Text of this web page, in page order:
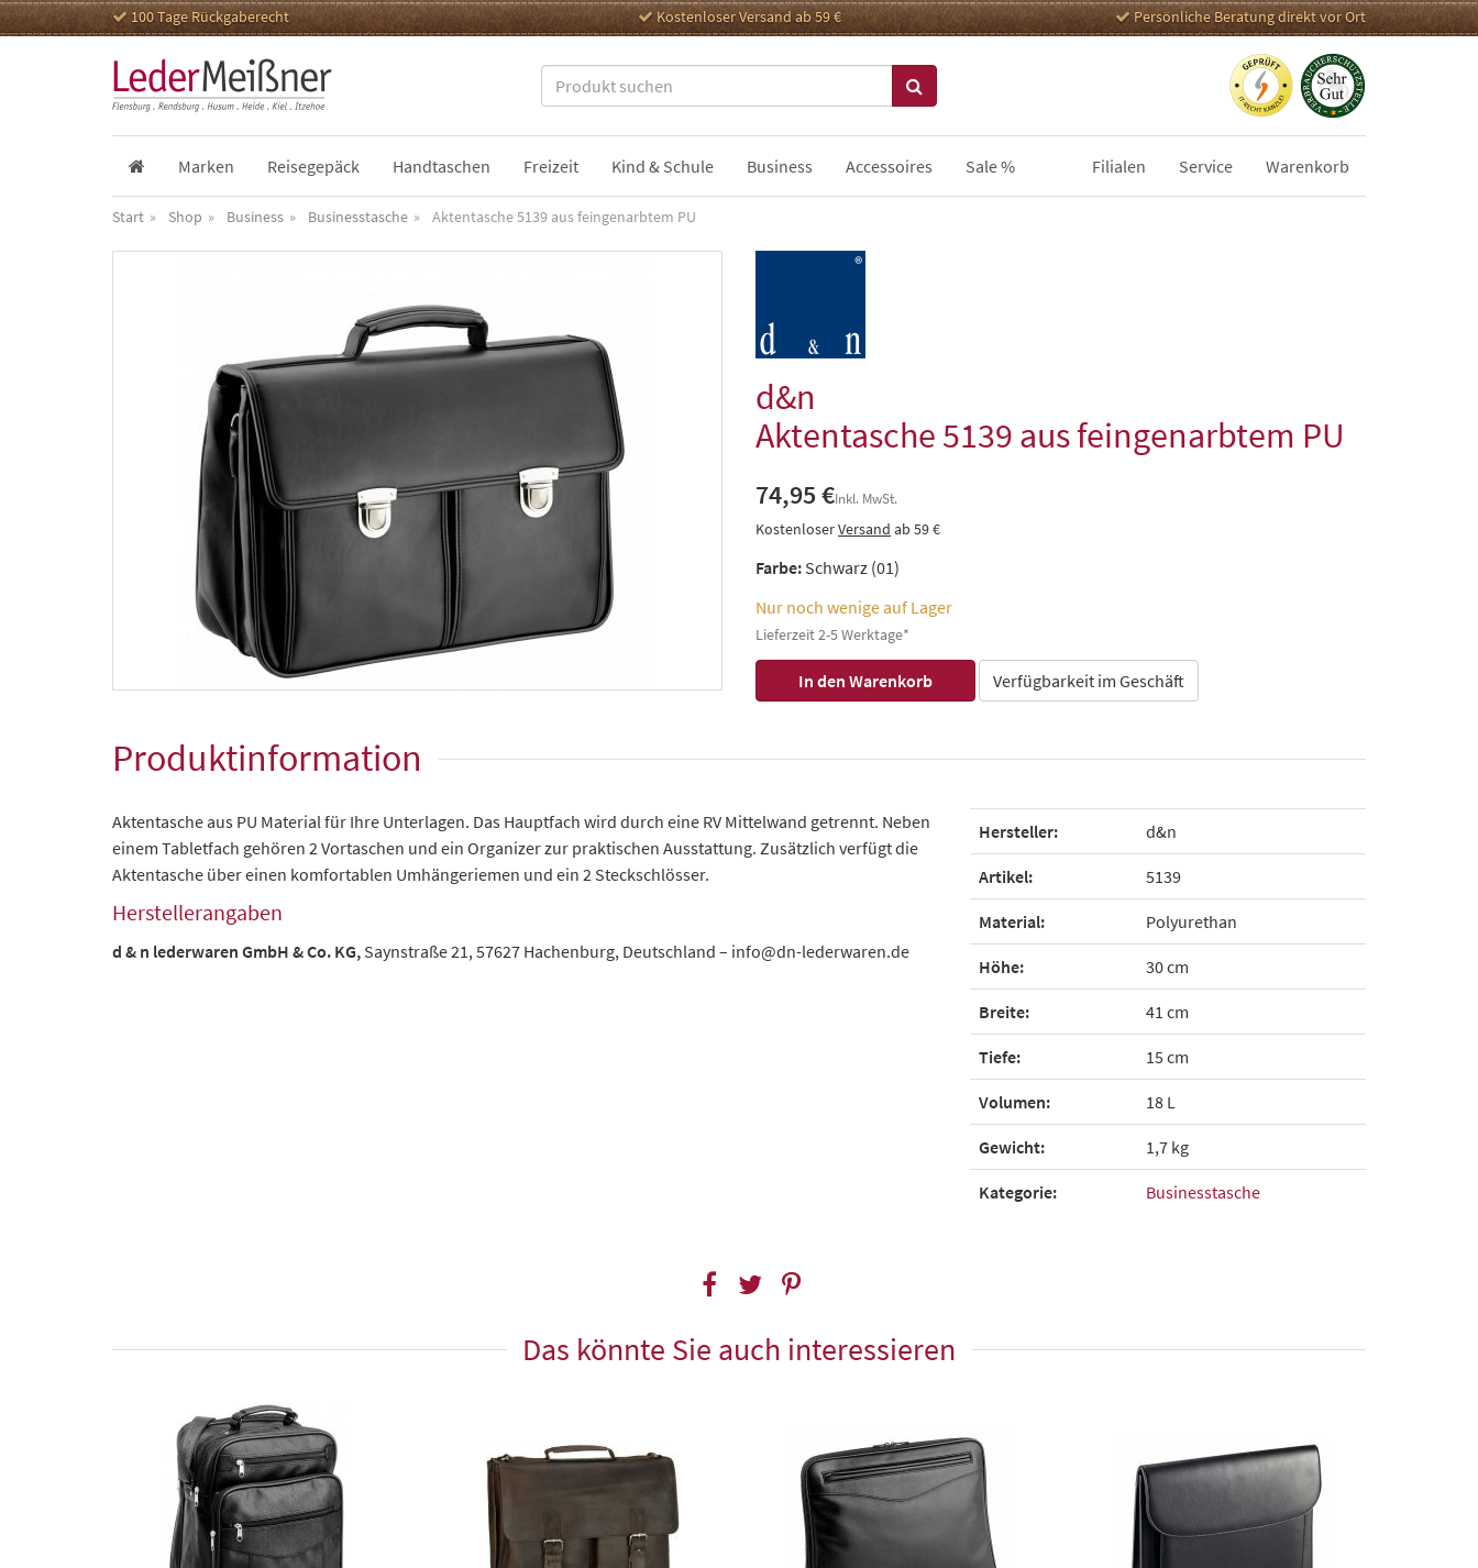
100 Tage Rückgaberecht Kostenloser Versand ab 59 € Persönliche Beratung direkt vor Ort
Marken Reisegepäck Handtaschen Freizeit Kind & Schule Business Accessoires Sale % Filialen Service Warenkorb
Start Shop Business Businesstasche Aktentasche 5139 aus feingenarbtem PU
d&n
Aktentasche 5139 aus feingenarbtem PU
74,95 €Inkl. MwSt.
KostenloserVersand ab 59 €
Farbe: Schwarz (01)
Nur noch wenige auf Lager
Lieferzeit 2-5 Werktage*
Verfügbarkeit im Geschäft
Produktinformation
Aktentasche aus PU Material für Ihre Unterlagen. Das Hauptfach wird durch eine RV Mittelwand getrennt. Neben
einem Tabletfach gehören 2 Vortaschen und ein Organizer zur praktischen Ausstattung. Zusätzlich verfügt die
Aktentasche über einen komfortablen Umhängeriemen und ein 2 Steckschlösser.
Herstellerangaben
d & n lederwaren GmbH & Co. KG, Saynstraße 21, 57627 Hachenburg, Deutschland – info@dn-lederwaren.de
Hersteller: d&n
Artikel: 5139
Material: Polyurethan
Höhe: 30 cm
Breite: 41 cm
Tiefe: 15 cm
Volumen: 18 L
Gewicht: 1,7 kg
Kategorie: Businesstasche
Das könnte Sie auch interessieren